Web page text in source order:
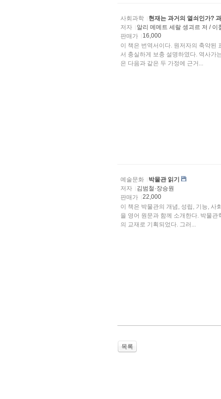
사회과학
현재는 과거의 열쇠인가?
저자
알리 메메트 세랄 셍괴르 저 / 이
판매가
16,000
이 책은 번역서이다. 원저자의 축약된
서 충실하게 보충 설명하였다. 역사가
은 다음과 같은 두 가정에 근거...
예술문화
박물관 읽기
저자
김범철·장승원
판매가
22,000
이 책은 박물관의 개념, 성립, 기능, 사
을 영어 원문과 함께 소개한다. 박물
의 교재로 기획되었다. 그러...
목록